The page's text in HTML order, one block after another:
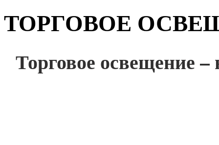
ТОРГОВОЕ
Торговое освещение